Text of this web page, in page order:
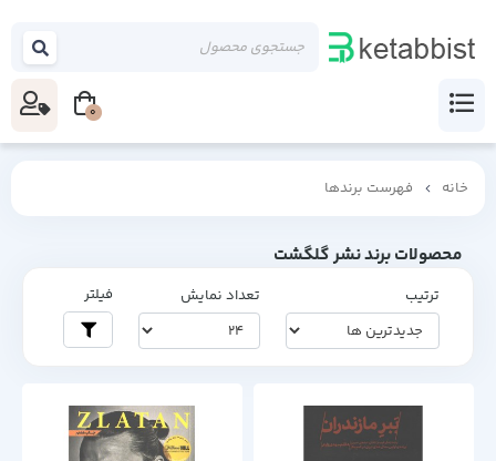
خانه فهرست برندها
محصولات برند نشر گلگشت
ترتیب تعداد نمایش فیلتر
0